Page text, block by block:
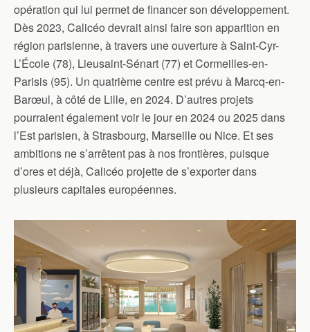
opération qui lui permet de financer son développement.
Dès 2023, Calicéo devrait ainsi faire son apparition en
région parisienne, à travers une ouverture à Saint-Cyr-
L’École (78), Lieusaint-Sénart (77) et Cormeilles-en-
Parisis (95). Un quatrième centre est prévu à Marcq-en-
Barœul, à côté de Lille, en 2024. D’autres projets
pourraient également voir le jour en 2024 ou 2025 dans
l’Est parisien, à Strasbourg, Marseille ou Nice. Et ses
ambitions ne s’arrêtent pas à nos frontières, puisque
d’ores et déjà, Calicéo projette de s’exporter dans
plusieurs capitales européennes.